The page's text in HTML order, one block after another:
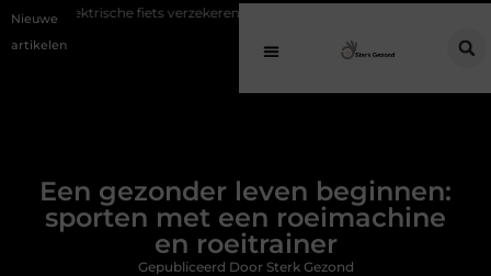
Nieuwe
artikelen
fiets verzekeren: voorkom hoge kosten bij diefstal en schade
Een gezonder leven beginnen:
sporten met een roeimachine
en roeitrainer
Gepubliceerd Door Sterk Gezond